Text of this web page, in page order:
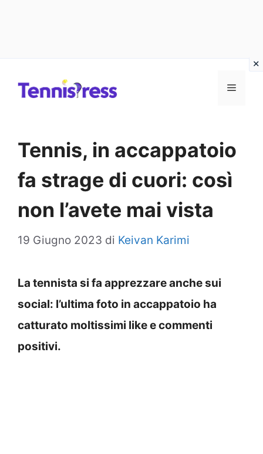
MENU
Tennis, in accappatoio
fa strage di cuori: così
non l’avete mai vista
19 Giugno 2023 di Keivan Karimi
La tennista si fa apprezzare anche sui
social: l’ultima foto in accappatoio ha
catturato moltissimi like e commenti
positivi.